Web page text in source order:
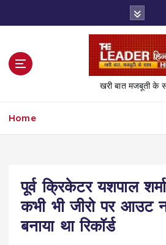
t
खरी बात मजबूती के
Home
पूर्व क्रिकेटर यशपाल
कभी भी जीरो पर आउट
बनाया था रिकॉर्ड